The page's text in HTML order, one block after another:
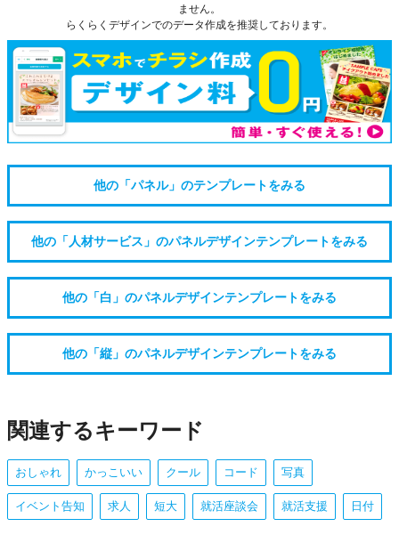
ません。
らくらくデザインでのデータ作成を推奨しております。
他の「パネル」のテンプレートをみる
他の「人材サービス」のパネルデザインテンプレートをみる
他の「白」のパネルデザインテンプレートをみる
他の「縦」のパネルデザインテンプレートをみる
関連するキーワード
おしゃれ かっこいい クール コード 写真
イベント告知 求人 短大 就活座談会 就活支援 日付